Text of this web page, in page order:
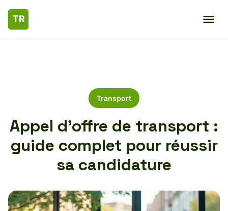
Transport
Appel d’offre de transport :
guide complet pour réussir
sa candidature